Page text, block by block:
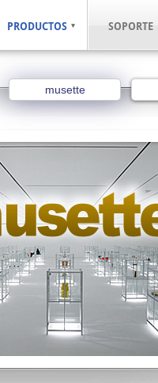
PRODUCTOS SOPORTE
musette